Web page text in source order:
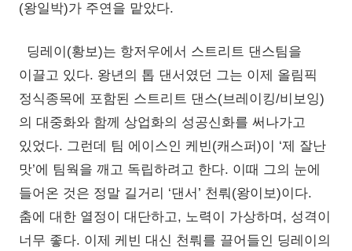
(왕일박)가 주연을 맡았다.
딩레이(황보)는 항저우에서 스트리트 댄스팀을
이끌고 있다. 왕년의 톱 댄서였던 그는 이제 올림픽
정식종목에 포함된 스트리트 댄스(브레이킹/비보잉)
의 대중화와 함께 상업화의 성공신화를 써나가고
있었다. 그런데 팀 에이스인 케빈(캐스퍼)이 ‘제 잘난
맛’에 팀웍을 깨고 독립하려고 한다. 이때 그의 눈에
들어온 것은 정말 길거리 ‘댄서’ 천뤄(왕이보)이다.
춤에 대한 열정이 대단하고, 노력이 가상하며, 성격이
너무 좋다. 이제 케빈 대신 천뤄를 끌어들인 딩레이의